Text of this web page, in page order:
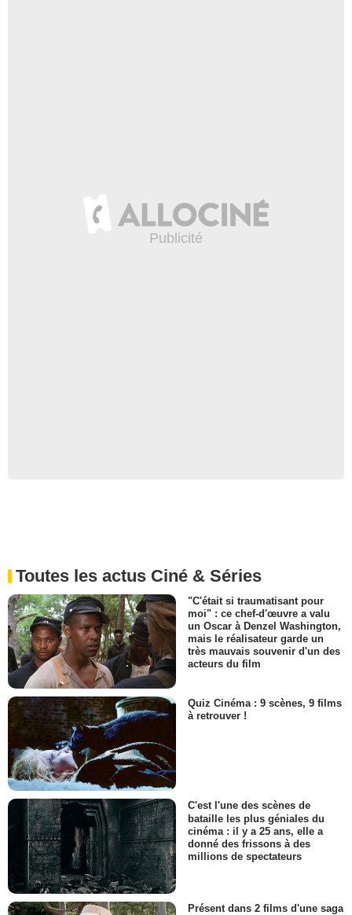
Toutes les actus Ciné & Séries
"C'était si traumatisant pour
moi" : ce chef-d'œuvre a valu
un Oscar à Denzel Washington,
mais le réalisateur garde un
très mauvais souvenir d'un des
acteurs du film
Quiz Cinéma : 9 scènes, 9 films
à retrouver !
C'est l'une des scènes de
bataille les plus géniales du
cinéma : il y a 25 ans, elle a
donné des frissons à des
millions de spectateurs
Présent dans 2 films d'une saga